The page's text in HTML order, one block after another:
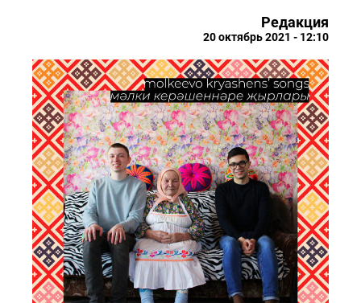
Редакция
20 октябрь 2021 - 12:10